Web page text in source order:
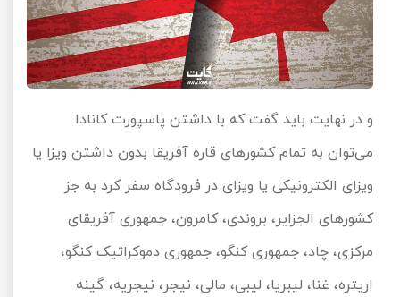
و در نهایت باید گفت که با داشتن پاسپورت کانادا
می‌توان به تمام کشورهای قاره آفریقا بدون داشتن ویزا یا
ویزای الکترونیکی یا ویزای در فرودگاه سفر کرد به جز
کشورهای الجزایر، بروندی، کامرون، جمهوری آفریقای
مرکزی، چاد، جمهوری کنگو، جمهوری دموکراتیک کنگو،
اریتره، غنا، لیبریا، لیبی، مالی، نیجر، نیجریه، گینه